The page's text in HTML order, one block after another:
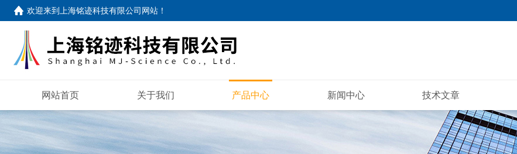
欢迎来到 上海铭迹科技有限公司网站 ！
网站首页 关于我们 产品中心 新闻中心 技术文章